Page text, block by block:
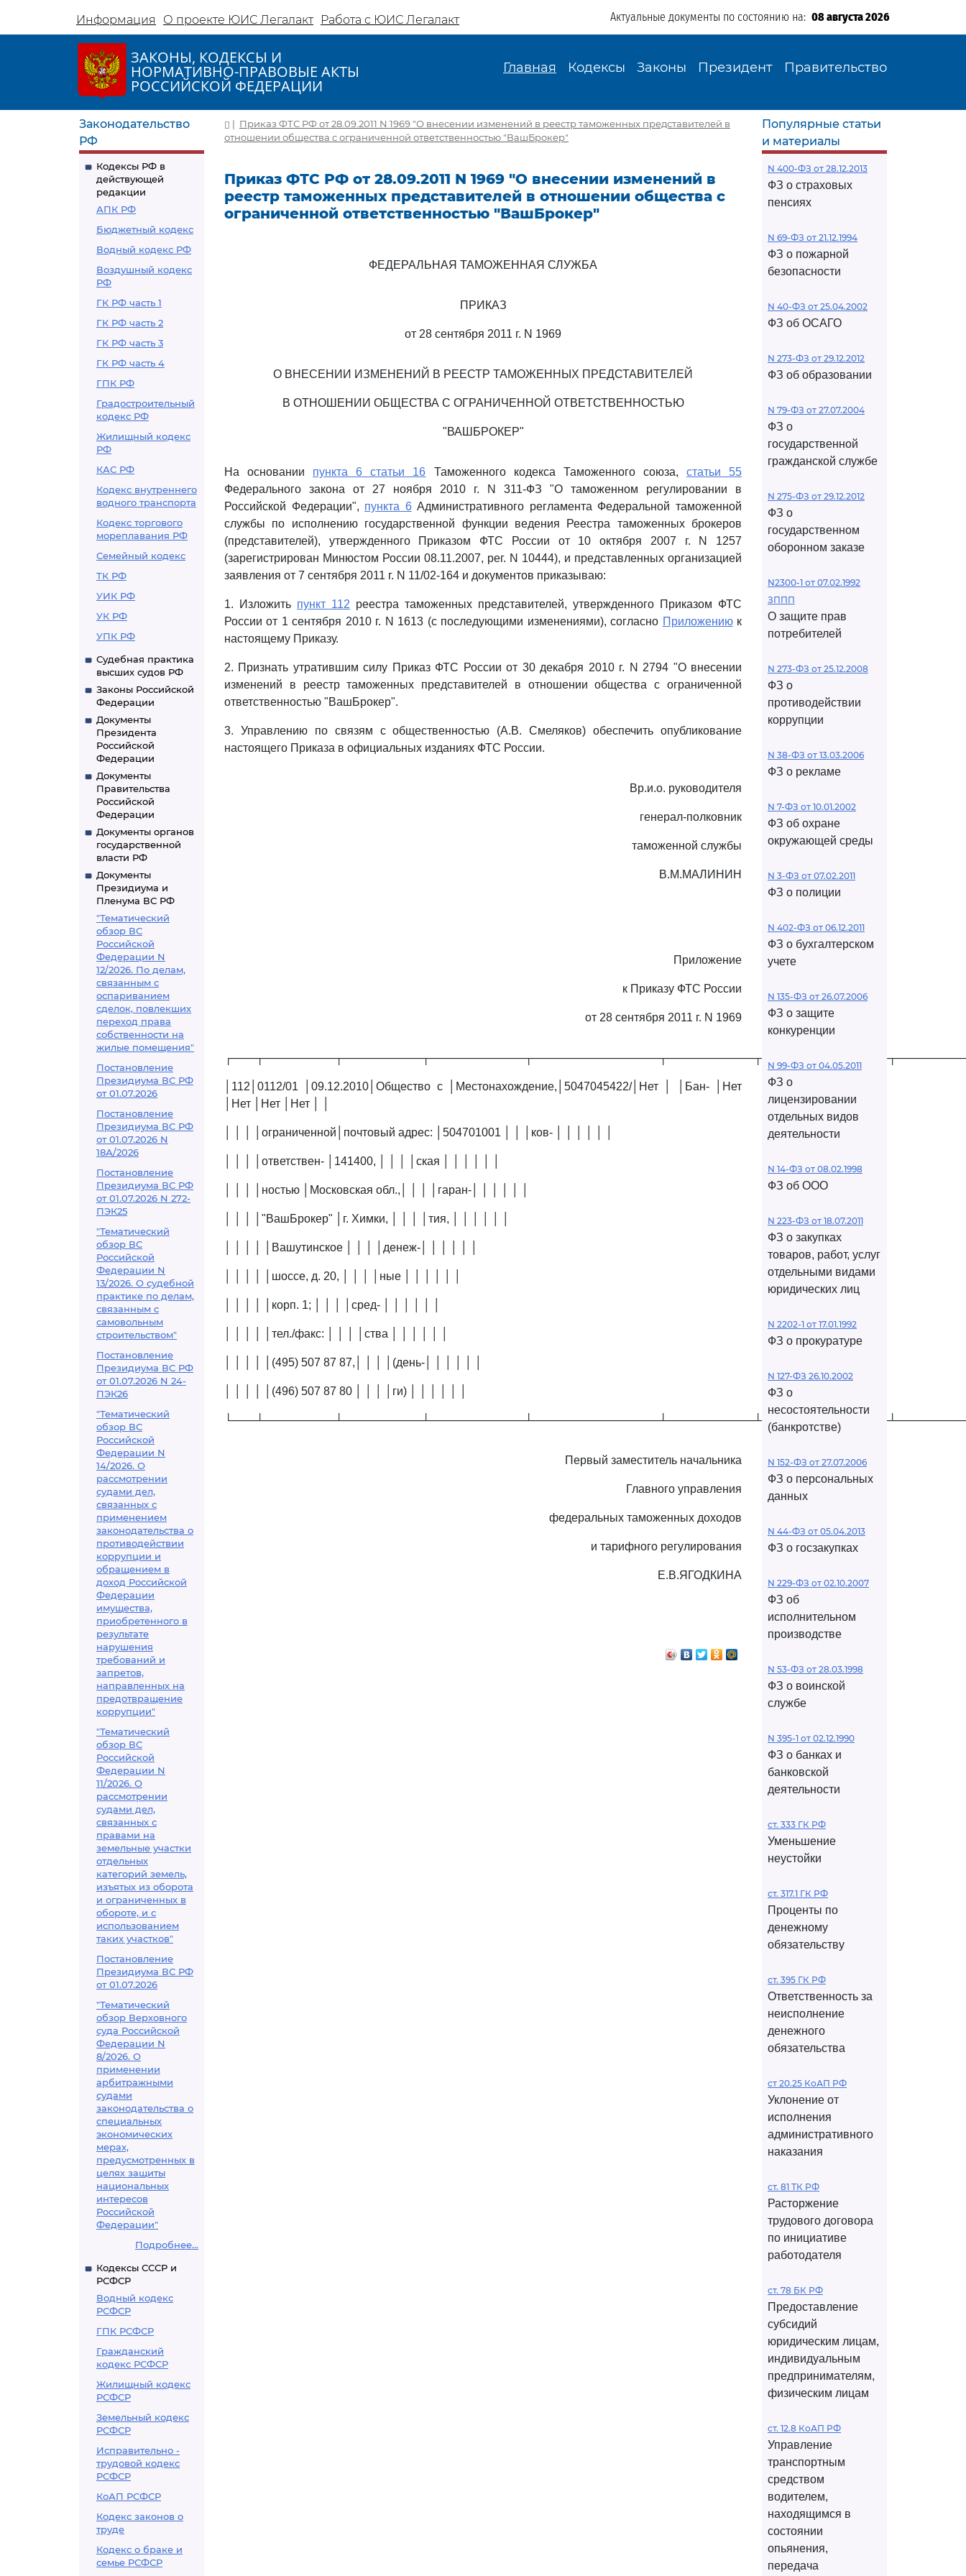
Информация О проекте ЮИС Легалакт Работа с ЮИС Легалакт Актуальные документы по состоянию на: 08 августа 2026
ЗАКОНЫ, КОДЕКСЫ И
НОРМАТИВНО-ПРАВОВЫЕ АКТЫ
РОССИЙСКОЙ ФЕДЕРАЦИИ
Главная Кодексы Законы Президент Правительство
Законодательство
РФ
Кодексы РФ в
действующей
редакции
АПК РФ
Бюджетный кодекс
Водный кодекс РФ
Воздушный кодекс
РФ
ГК РФ часть 1
ГК РФ часть 2
ГК РФ часть 3
ГК РФ часть 4
ГПК РФ
Градостроительный
кодекс РФ
Жилищный кодекс
РФ
КАС РФ
Кодекс внутреннего
водного транспорта
Кодекс торгового
мореплавания РФ
Семейный кодекс
ТК РФ
УИК РФ
УК РФ
УПК РФ
Судебная практика
высших судов РФ
Законы Российской
Федерации
Документы
Президента
Российской
Федерации
Документы
Правительства
Российской
Федерации
Документы органов
государственной
власти РФ
Документы
Президиума и
Пленума ВС РФ
"Тематический
обзор ВС
Российской
Федерации N
12/2026. По делам,
связанным с
оспариванием
сделок, повлекших
переход права
собственности на
жилые помещения"
Постановление
Президиума ВС РФ
от 01.07.2026
Постановление
Президиума ВС РФ
от 01.07.2026 N
18А/2026
Постановление
Президиума ВС РФ
от 01.07.2026 N 272-
ПЭК25
"Тематический
обзор ВС
Российской
Федерации N
13/2026. О судебной
практике по делам,
связанным с
самовольным
строительством"
Постановление
Президиума ВС РФ
от 01.07.2026 N 24-
ПЭК26
"Тематический
обзор ВС
Российской
Федерации N
14/2026. О
рассмотрении
судами дел,
связанных с
применением
законодательства о
противодействии
коррупции и
обращением в
доход Российской
Федерации
имущества,
приобретенного в
результате
нарушения
требований и
запретов,
направленных на
предотвращение
коррупции"
"Тематический
обзор ВС
Российской
Федерации N
11/2026. О
рассмотрении
судами дел,
связанных с
правами на
земельные участки
отдельных
категорий земель,
изъятых из оборота
и ограниченных в
обороте, и с
использованием
таких участков"
Постановление
Президиума ВС РФ
от 01.07.2026
"Тематический
обзор Верховного
суда Российской
Федерации N
8/2026. О
применении
арбитражными
судами
законодательства о
специальных
экономических
мерах,
предусмотренных в
целях защиты
национальных
интересов
Российской
Федерации"
Подробнее...
Кодексы СССР и
РСФСР
Водный кодекс
РСФСР
ГПК РСФСР
Гражданский
кодекс РСФСР
Жилищный кодекс
РСФСР
Земельный кодекс
РСФСР
Исправительно -
трудовой кодекс
РСФСР
КоАП РСФСР
Кодекс законов о
труде
Кодекс о браке и
семье РСФСР
| Приказ ФТС РФ от 28.09.2011 N 1969 "О внесении изменений в реестр таможенных представителей в
отношении общества с ограниченной ответственностью "ВашБрокер"
Приказ ФТС РФ от 28.09.2011 N 1969 "О внесении изменений в
реестр таможенных представителей в отношении общества с
ограниченной ответственностью "ВашБрокер"
ФЕДЕРАЛЬНАЯ ТАМОЖЕННАЯ СЛУЖБА
ПРИКАЗ
от 28 сентября 2011 г. N 1969
О ВНЕСЕНИИ ИЗМЕНЕНИЙ В РЕЕСТР ТАМОЖЕННЫХ ПРЕДСТАВИТЕЛЕЙ
В ОТНОШЕНИИ ОБЩЕСТВА С ОГРАНИЧЕННОЙ ОТВЕТСТВЕННОСТЬЮ
"ВАШБРОКЕР"
На основании пункта 6 статьи 16 Таможенного кодекса Таможенного союза, статьи 55
Федерального закона от 27 ноября 2010 г. N 311-ФЗ "О таможенном регулировании в
Российской Федерации", пункта 6Административного регламента Федеральной таможенной
службы по исполнению государственной функции ведения Реестра таможенных брокеров
(представителей), утвержденного Приказом ФТС России от 10 октября 2007 г. N 1257
(зарегистрирован Минюстом России 08.11.2007, рег. N 10444), и представленных организацией
заявления от 7 сентября 2011 г. N 11/02-164 и документов приказываю:
1. Изложить пункт 112 реестра таможенных представителей, утвержденного Приказом ФТС
России от 1 сентября 2010 г. N 1613 (с последующими изменениями), согласно Приложениюк
настоящему Приказу.
2. Признать утратившим силу Приказ ФТС России от 30 декабря 2010 г. N 2794 "О внесении
изменений в реестр таможенных представителей в отношении общества с ограниченной
ответственностью "ВашБрокер".
3. Управлению по связям с общественностью (А.В. Смеляков) обеспечить опубликование
настоящего Приказа в официальных изданиях ФТС России.
Вр.и.о. руководителя
генерал-полковник
таможенной службы
В.М.МАЛИНИН
Приложение
к Приказу ФТС России
от 28 сентября 2011 г. N 1969
│112│0112/01 │09.12.2010│Общество с │Местонахождение,│5047045422/│Нет │ │Бан- │Нет
│Нет │Нет │Нет │ │
│ │ │ │ограниченной│почтовый адрес: │504701001 │ │ │ков- │ │ │ │ │ │
│ │ │ │ответствен- │141400, │ │ │ │ская │ │ │ │ │ │
│ │ │ │ностью │Московская обл.,│ │ │ │гаран-│ │ │ │ │ │
│ │ │ │"ВашБрокер" │г. Химки, │ │ │ │тия, │ │ │ │ │ │
│ │ │ │ │Вашутинское │ │ │ │денеж-│ │ │ │ │ │
│ │ │ │ │шоссе, д. 20, │ │ │ │ные │ │ │ │ │ │
│ │ │ │ │корп. 1; │ │ │ │сред- │ │ │ │ │ │
│ │ │ │ │тел./факс: │ │ │ │ства │ │ │ │ │ │
│ │ │ │ │(495) 507 87 87,│ │ │ │(день-│ │ │ │ │ │
│ │ │ │ │(496) 507 87 80 │ │ │ │ги) │ │ │ │ │ │
Первый заместитель начальника
Главного управления
федеральных таможенных доходов
и тарифного регулирования
Е.В.ЯГОДКИНА
Популярные статьи
и материалы
N 400-ФЗ от 28.12.2013
ФЗ о страховых
пенсиях
N 69-ФЗ от 21.12.1994
ФЗ о пожарной
безопасности
N 40-ФЗ от 25.04.2002
ФЗ об ОСАГО
N 273-ФЗ от 29.12.2012
ФЗ об образовании
N 79-ФЗ от 27.07.2004
ФЗ о
государственной
гражданской службе
N 275-ФЗ от 29.12.2012
ФЗ о
государственном
оборонном заказе
N2300-1 от 07.02.1992
ЗППП
О защите прав
потребителей
N 273-ФЗ от 25.12.2008
ФЗ о
противодействии
коррупции
N 38-ФЗ от 13.03.2006
ФЗ о рекламе
N 7-ФЗ от 10.01.2002
ФЗ об охране
окружающей среды
N 3-ФЗ от 07.02.2011
ФЗ о полиции
N 402-ФЗ от 06.12.2011
ФЗ о бухгалтерском
учете
N 135-ФЗ от 26.07.2006
ФЗ о защите
конкуренции
N 99-ФЗ от 04.05.2011
ФЗ о
лицензировании
отдельных видов
деятельности
N 14-ФЗ от 08.02.1998
ФЗ об ООО
N 223-ФЗ от 18.07.2011
ФЗ о закупках
товаров, работ, услуг
отдельными видами
юридических лиц
N 2202-1 от 17.01.1992
ФЗ о прокуратуре
N 127-ФЗ 26.10.2002
ФЗ о
несостоятельности
(банкротстве)
N 152-ФЗ от 27.07.2006
ФЗ о персональных
данных
N 44-ФЗ от 05.04.2013
ФЗ о госзакупках
N 229-ФЗ от 02.10.2007
ФЗ об
исполнительном
производстве
N 53-ФЗ от 28.03.1998
ФЗ о воинской
службе
N 395-1 от 02.12.1990
ФЗ о банках и
банковской
деятельности
ст. 333 ГК РФ
Уменьшение
неустойки
ст. 317.1 ГК РФ
Проценты по
денежному
обязательству
ст. 395 ГК РФ
Ответственность за
неисполнение
денежного
обязательства
ст 20.25 КоАП РФ
Уклонение от
исполнения
административного
наказания
ст. 81 ТК РФ
Расторжение
трудового договора
по инициативе
работодателя
ст. 78 БК РФ
Предоставление
субсидий
юридическим лицам,
индивидуальным
предпринимателям,
физическим лицам
ст. 12.8 КоАП РФ
Управление
транспортным
средством
водителем,
находящимся в
состоянии
опьянения,
передача